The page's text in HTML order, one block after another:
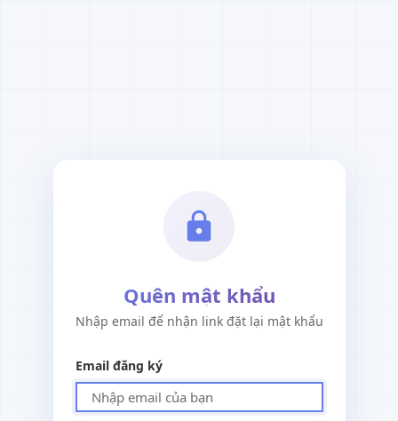
Quên mật khẩu
Nhập email để nhận link đặt lại mật khẩu
Email đăng ký